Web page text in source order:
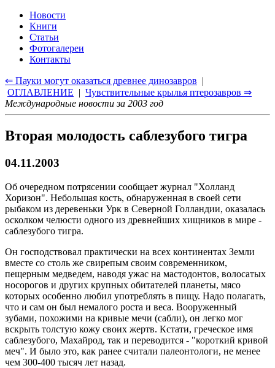
Новости
Книги
Статьи
Фотогалереи
Контакты
⇐ Пауки могут оказаться древнее динозавров |
ОГЛАВЛЕНИЕ | Чувствительные крылья птерозавров ⇒
Международные новости за 2003 год
Вторая молодость саблезубого тигра
04.11.2003
Об очередном потрясении сообщает журнал "Холланд
Хоризон". Небольшая кость, обнаруженная в своей сети
рыбаком из деревеньки Урк в Северной Голландии, оказалась
осколком челюсти одного из древнейших хищников в мире -
саблезубого тигра.
Он господствовал практически на всех континентах Земли
вместе со столь же свирепым своим современником,
пещерным медведем, наводя ужас на мастодонтов, волосатых
носорогов и других крупных обитателей планеты, мясо
которых особенно любил употреблять в пищу. Надо полагать,
что и сам он был немалого роста и веса. Вооруженный
зубами, похожими на кривые мечи (сабли), он легко мог
вскрыть толстую кожу своих жертв. Кстати, греческое имя
саблезубого, Махайрод, так и переводится - "короткий кривой
меч". И было это, как ранее считали палеонтологи, не менее
чем 300-400 тысяч лет назад.